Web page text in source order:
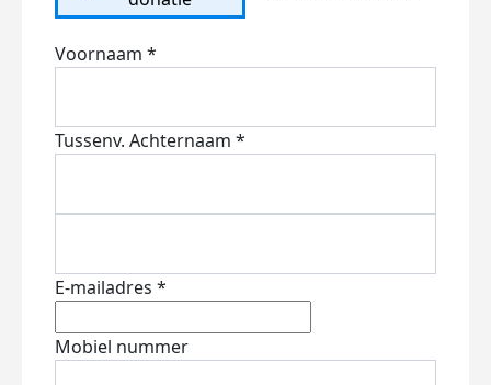
Voornaam *
Tussenv. Achternaam *
E-mailadres *
Mobiel nummer